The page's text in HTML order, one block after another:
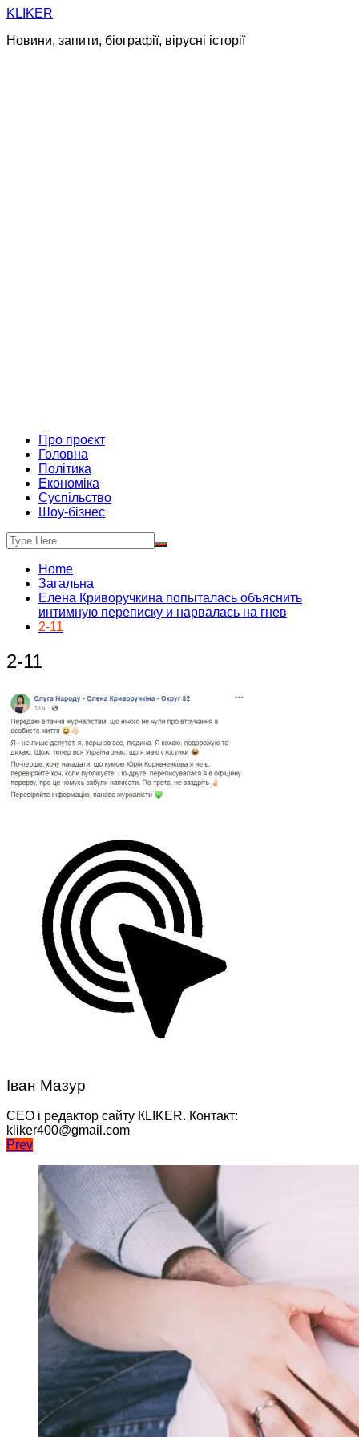
Skip
content
KLIKER
Новини, запити, біографії, вірусні історії
Про проєкт
Головна
Політика
Економіка
Суспільство
Шоу-бізнес
Home
Загальна
Елена Криворучкина попыталась объяснить
интимную переписку и нарвалась на гнев
2-11
2-11
Іван Мазур
CEO і редактор сайту КLIKER. Контакт:
kliker400@gmail.com
Навігація
записів
Prev